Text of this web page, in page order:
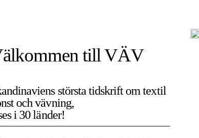
till VÄV
största tidskrift om textil
och vävning,
i 30 länder!